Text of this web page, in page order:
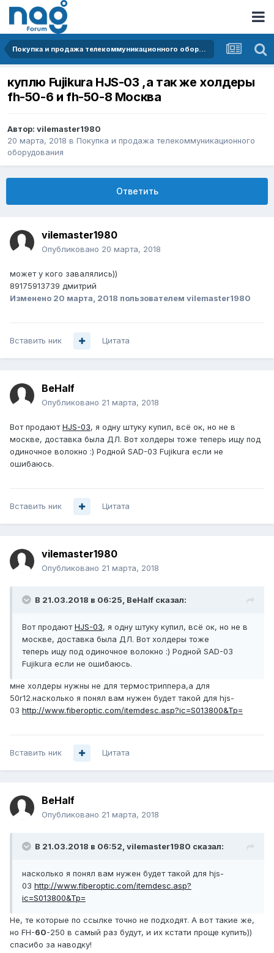
Покупка и продажа телекоммуникационного оборудования
куплю Fujikura HJS-03 ,а так же холдеры
fh-50-6 и fh-50-8 Москва
Автор: vilemaster1980
20 марта, 2018 в Покупка и продажа телекоммуникационного
оборудования
Ответить
vilemaster1980
Опубликовано 20 марта, 2018
может у кого завалялись))
89175913739 дмитрий
Изменено 20 марта, 2018 пользователем vilemaster1980
Вставить ник Цитата
BeHalf
Опубликовано 21 марта, 2018
Вот продаютHJS-03, я одну штуку купил, всё ок, но не в
москве, доставка была ДЛ. Вот холдеры тоже теперь ищу под
одиночное волокно :) Родной SAD-03 Fujikura если не
ошибаюсь.
Вставить ник Цитата
vilemaster1980
Опубликовано 21 марта, 2018
В 21.03.2018 в 06:25, BeHalf сказал:
Вот продаютHJS-03, я одну штуку купил, всё ок, но не в
москве, доставка была ДЛ. Вот холдеры тоже
теперь ищу под одиночное волокно :) Родной SAD-03
Fujikura если не ошибаюсь.
мне холдеры нужны не для термостриппера,а для
50r12.насколько я понял вам нужен будет такой для hjs-
03 http://www.fiberoptic.com/itemdesc.asp?ic=S013800&Tp=
Вставить ник Цитата
BeHalf
Опубликовано 21 марта, 2018
В 21.03.2018 в 06:52, vilemaster1980 сказал:
насколько я понял вам нужен будет такой для hjs-
03 http://www.fiberoptic.com/itemdesc.asp?
ic=S013800&Tp=
Не, те которые по ссылке точно не подходят. А вот такие же,
но FH-60-250 в самый раз будут, и их кстати проще купить))
спасибо за наводку!